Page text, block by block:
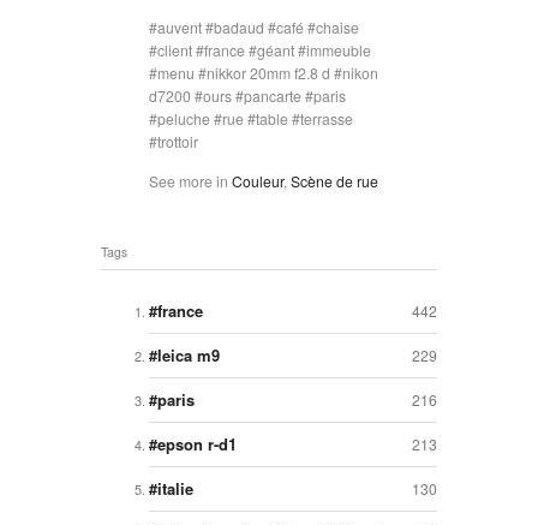
auvent badaud café chaise
client france géant immeuble
menu
nikkor 20mm f2.8 d
nikon
d7200
ours pancarte paris
peluche
rue table terrasse
trottoir
See more in Couleur, Scène de rue
Tags
442
france
229
leica m9
216
paris
213
epson r-d1
130
italie